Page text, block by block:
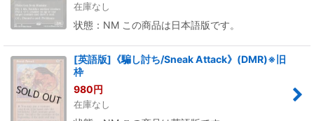
在庫なし
状態：NM この商品は日本語版です。
[英語版]《騙し討ち/Sneak Attack》(DMR)※旧
枠
980円
在庫なし